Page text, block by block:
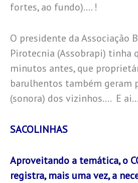
fortes, ao fundo)…. !
O presidente da Associação
Pirotecnia (Assobrapi) tinha
minutos antes, que
barulhentos também geram
(sonora) dos vizinhos…. E
SACOLINHAS
Aproveitando a temática, o
registra, mais uma vez, a